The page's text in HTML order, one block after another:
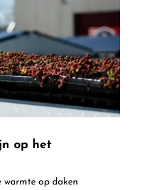
op het
warmte op daken